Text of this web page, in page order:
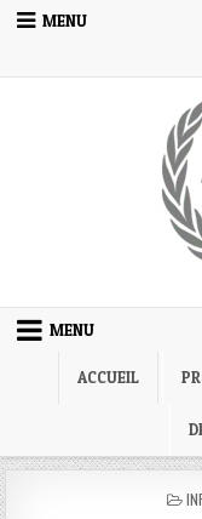
Skip
MENU
MENU
ACCUEIL